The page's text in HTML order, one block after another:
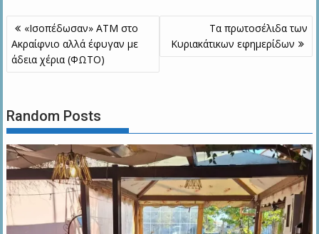
Πλοήγηση
άρθρων
«Ισοπέδωσαν» ΑΤΜ στο
Ακραίφνιο αλλά έφυγαν με
άδεια χέρια (ΦΩΤΟ)
Τα πρωτοσέλιδα των
Kυριακάτικων εφημερίδων
Random Posts